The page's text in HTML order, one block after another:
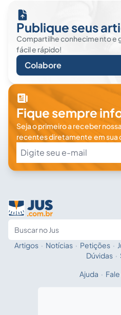
Publique seus
Compartilhe conhecimento e
fácil e rápido!
Colabore
Fique sempre
Seja o primeiro a receber
recentes diretamente em sua
Fale
Artigos · Notícias · Petições ·
Dúvidas ·
Ajuda ·